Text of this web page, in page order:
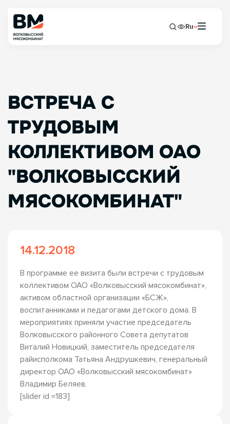
Ru
ВСТРЕЧА С
ТРУДОВЫМ
КОЛЛЕКТИВОМ ОАО
"ВОЛКОВЫССКИЙ
МЯСОКОМБИНАТ"
14.12.2018
В программе ее визита были встречи с трудовым
коллективом ОАО «Волковысский мясокомбинат»,
активом областной организации «БСЖ»,
воспитанниками и педагогами детского дома. В
мероприятиях приняли участие председатель
Волковысского районного Совета депутатов
Виталий Новицкий, заместитель председателя
райисполкома Татьяна Андрушкевич, генеральный
директор ОАО «Волковысский мясокомбинат»
Владимир Беляев.
[slider id =183]